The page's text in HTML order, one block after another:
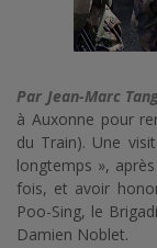
Par Jean-Marc
à Auxonne pour
du Train). Une
longtemps »,
fois, et avoir
Poo-Sing, le
Damien Noblet.